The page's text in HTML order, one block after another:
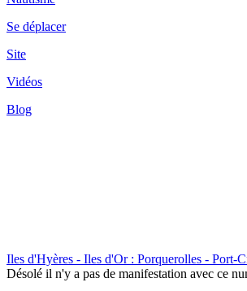
Se déplacer
Site
Vidéos
Blog
Iles d'Hyères - Iles d'Or : Porquerolles - Port-
Désolé il n'y a pas de manifestation avec ce